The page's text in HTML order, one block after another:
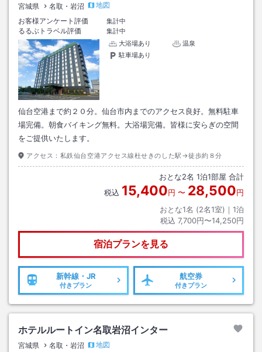
宮城県 名取・岩沼
地図
お客様アンケート評価
集計中
るるぶトラベル評価
集計中
大浴場あり
温泉
駐車場あり
仙台空港まで約２０分。仙台市内までのアクセス良好。無料駐車
場完備。朝食バイキング無料。大浴場完備。皆様に安らぎの空間
をご提供いたします。
アクセス： 私鉄仙台空港アクセス線杜せきのした駅→徒歩約８分
おとな2名 1泊1部屋 合計
税込 15,400円 〜 28,500円
おとな1名 (2名1室)｜ 1泊
税込 7,700円〜14,250円
宿泊プランを見る
新幹線・JR
付きプラン
航空券
付きプラン
ホテルルートイン名取岩沼インター
宮城県 名取・岩沼
地図